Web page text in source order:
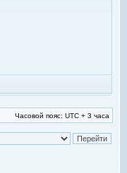
Часовой пояс: UTC + 3 часа